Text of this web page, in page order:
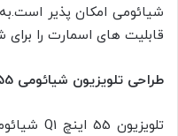
شیائومی امکان پذیر
قابلیت های اسمارت را برای
طراحی تلویزیون شیائومی Q1E 55